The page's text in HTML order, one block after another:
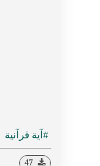
#آية قرآنية